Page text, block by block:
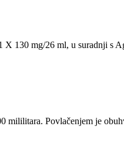
130 mg/26 ml, u suradnji
Povlačenjem je